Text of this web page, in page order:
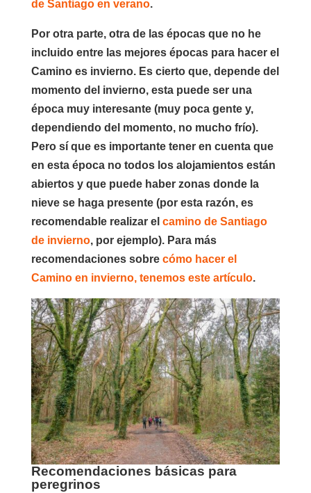
de Santiago en verano.
Por otra parte, otra de las épocas que no he
incluido entre las mejores épocas para hacer el
Camino es invierno. Es cierto que, depende del
momento del invierno, esta puede ser una
época muy interesante (muy poca gente y,
dependiendo del momento, no mucho frío).
Pero sí que es importante tener en cuenta que
en esta época no todos los alojamientos están
abiertos y que puede haber zonas donde la
nieve se haga presente (por esta razón, es
recomendable realizar el camino de Santiago
de invierno, por ejemplo). Para más
recomendaciones sobrecómo hacer el
Camino en invierno, tenemos este artículo.
Recomendaciones básicas para
peregrinos